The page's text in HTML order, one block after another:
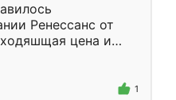
Ренессанс от
цена и
Приехавший
самый
1